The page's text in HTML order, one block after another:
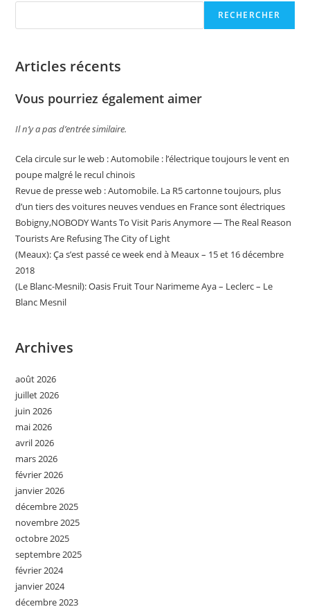
RECHERCHER
Articles récents
Vous pourriez également aimer
Il n’y a pas d’entrée similaire.
Cela circule sur le web : Automobile : l’électrique toujours le vent en
poupe malgré le recul chinois
Revue de presse web : Automobile. La R5 cartonne toujours, plus
d’un tiers des voitures neuves vendues en France sont électriques
Bobigny,NOBODY Wants To Visit Paris Anymore — The Real Reason
Tourists Are Refusing The City of Light
(Meaux): Ça s’est passé ce week end à Meaux – 15 et 16 décembre
2018
(Le Blanc-Mesnil): Oasis Fruit Tour Narimeme Aya – Leclerc – Le
Blanc Mesnil
Archives
août 2026
juillet 2026
juin 2026
mai 2026
avril 2026
mars 2026
février 2026
janvier 2026
décembre 2025
novembre 2025
octobre 2025
septembre 2025
février 2024
janvier 2024
décembre 2023